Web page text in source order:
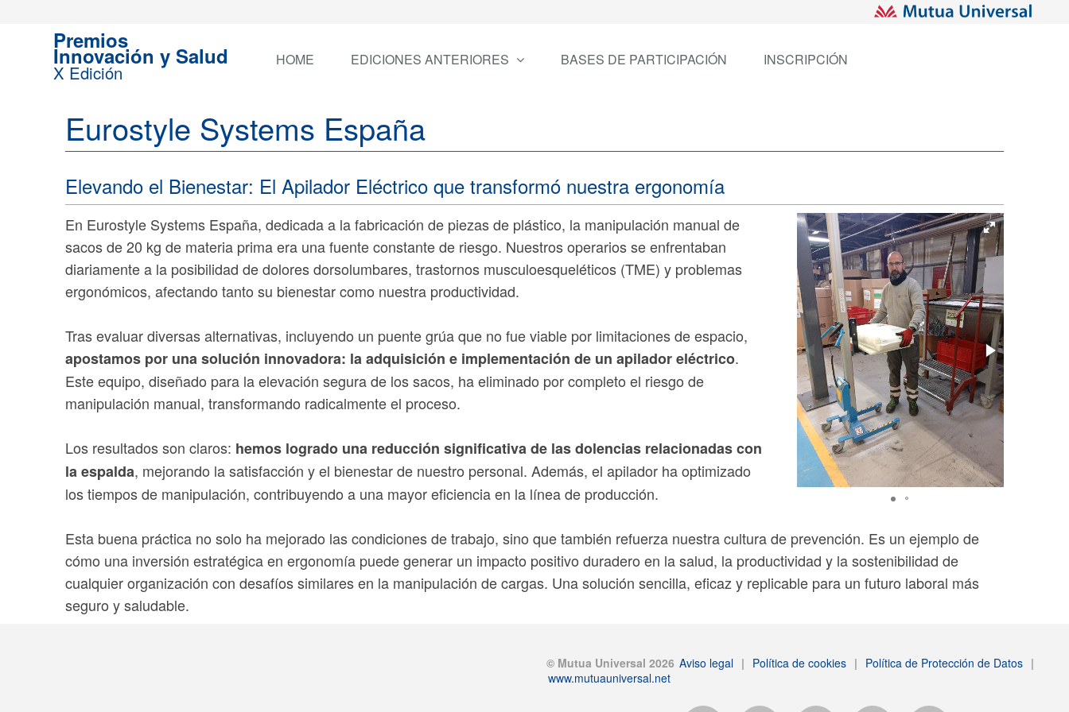
Premios
Innovación y Salud
X Edición
HOME EDICIONES ANTERIORES BASES DE PARTICIPACIÓN INSCRIPCIÓN
Eurostyle Systems España
Elevando el Bienestar: El Apilador Eléctrico que transformó nuestra ergonomía
En Eurostyle Systems España, dedicada a la fabricación de piezas de plástico, la manipulación manual de
sacos de 20 kg de materia prima era una fuente constante de riesgo. Nuestros operarios se enfrentaban
diariamente a la posibilidad de dolores dorsolumbares, trastornos musculoesqueléticos (TME) y problemas
ergonómicos, afectando tanto su bienestar como nuestra productividad.
Tras evaluar diversas alternativas, incluyendo un puente grúa que no fue viable por limitaciones de espacio,
apostamos por una solución innovadora: la adquisición e implementación de un apilador eléctrico.
Este equipo, diseñado para la elevación segura de los sacos, ha eliminado por completo el riesgo de
manipulación manual, transformando radicalmente el proceso.
Los resultados son claros: hemos logrado una reducción significativa de las dolencias relacionadas con
la espalda, mejorando la satisfacción y el bienestar de nuestro personal. Además, el apilador ha optimizado
los tiempos de manipulación, contribuyendo a una mayor eficiencia en la línea de producción.
Esta buena práctica no solo ha mejorado las condiciones de trabajo, sino que también refuerza nuestra cultura de prevención. Es un ejemplo de
cómo una inversión estratégica en ergonomía puede generar un impacto positivo duradero en la salud, la productividad y la sostenibilidad de
cualquier organización con desafíos similares en la manipulación de cargas. Una solución sencilla, eficaz y replicable para un futuro laboral más
seguro y saludable.
© Mutua Universal 2026 Aviso legal | Política de cookies | Política de Protección de Datos |
www.mutuauniversal.net